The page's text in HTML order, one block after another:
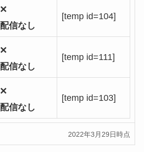
×
配信なし
[temp id=104]
×
配信なし
[temp id=111]
×
配信なし
[temp id=103]
2022年3月29日時点